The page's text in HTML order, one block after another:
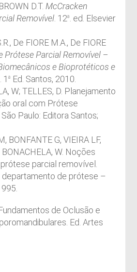
D.T. McCracken
Removível . 12a
. ed. Elsevier
De FIORE M.A., De FIORE
Prótese Parcial Removível –
e Bioprotéticos e
. 1 a
Ed. Santos, 2010.
W; TELLES, D. Planejamento
oral com Prótese
Paulo: Editora Santos;
BONFANTE G, VIEIRA LF,
BONACHELA, W. Noções
parcial removível.
departamento de prótese –
de Oclusão e
Ed. Artes